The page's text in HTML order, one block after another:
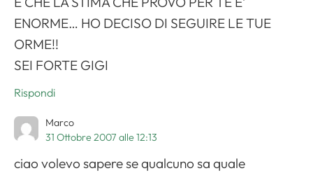
ENORME… HO DECISO DI SEGUIRE LE TUE
ORME!!
SEI FORTE GIGI
Rispondi
Marco
31 Ottobre 2007 alle 12:13
ciao volevo sapere se qualcuno sa quale